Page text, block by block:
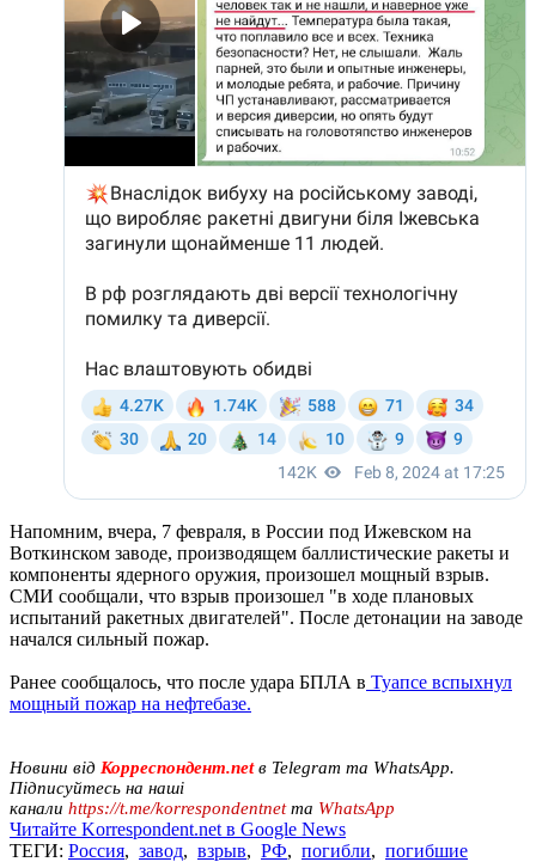
Напомним, вчера, 7 февраля, в России под Ижевском на
Воткинском заводе, производящем баллистические ракеты и
компоненты ядерного оружия, произошел мощный взрыв.
СМИ сообщали, что взрыв произошел "в ходе плановых
испытаний ракетных двигателей". После детонации на заводе
начался сильный пожар.
Ранее сообщалось, что после удара БПЛА в Туапсе вспыхнул
мощный пожар на нефтебазе.
Новини від Корреспондент.netв Telegram та WhatsApp.
Підписуйтесь на наші
канали https://t.me/korrespondentnetта WhatsApp
Читайте Korrespondent.net в Google News
ТЕГИ: Россия, завод, взрыв, РФ, погибли, погибшие